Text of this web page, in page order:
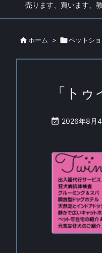
売ります、買います、
 ホーム > ペットシ
「ト
 2026年8月